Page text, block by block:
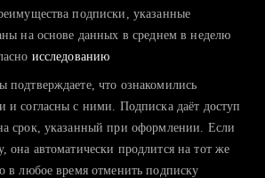
времени на поиск и вручную поднимаете
себя с конкурентами и оценить шансы
подписки, указанные
на основе данных в среднем в неделю
исследованию
подтверждаете, что ознакомились
и согласны с ними. Подписка даёт доступ
срок, указанный при оформлении. Если
она автоматически продлится на тот же
в любое время отменить подписку